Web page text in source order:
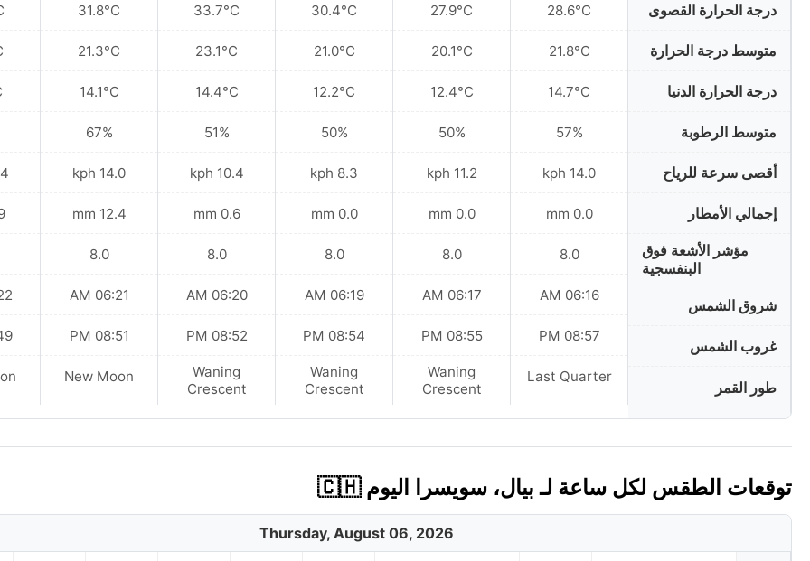
درجة الحرارة القصوى
متوسط درجة الحرارة
درجة الحرارة الدنيا
متوسط الرطوبة
أقصى سرعة للرياح
إجمالي الأمطار
مؤشر الأشعة فوق
البنفسجية
شروق الشمس
غروب الشمس
طور القمر
28.6°C
21.8°C
14.7°C
57%
14.0 kph
0.0 mm
8.0
06:16 AM
08:57 PM
Last Quarter
27.9°C
20.1°C
12.4°C
50%
11.2 kph
0.0 mm
8.0
06:17 AM
08:55 PM
Waning
Crescent
30.4°C
21.0°C
12.2°C
50%
8.3 kph
0.0 mm
8.0
06:19 AM
08:54 PM
Waning
Crescent
33.7°C
23.1°C
14.4°C
51%
10.4 kph
0.6 mm
8.0
06:20 AM
08:52 PM
Waning
Crescent
31.8°C
21.3°C
14.1°C
67%
14.0 kph
12.4 mm
8.0
06:21 AM
08:51 PM
New Moon
توقعات الطقس لكل ساعة لـ بيال، سويسرا اليوم 🇨🇭
Thursday, August 06, 2026